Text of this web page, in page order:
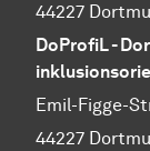
44227
DoProfiL -
Emil-Figge-
44227